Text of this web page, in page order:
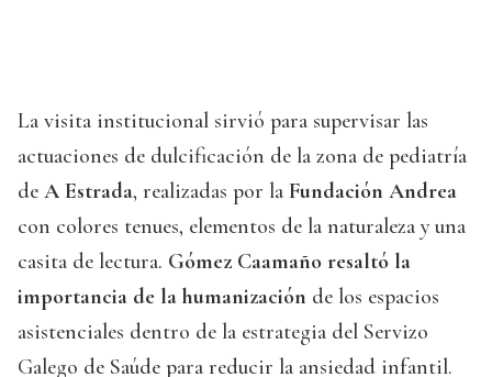
La visita institucional sirvió para supervisar las
actuaciones de dulcificación de la zona de pediatría
de A Estrada, realizadas por la Fundación Andrea
con colores tenues, elementos de la naturaleza y una
casita de lectura. Gómez Caamaño resaltó la
importancia de la humanización de los espacios
asistenciales dentro de la estrategia del Servizo
Galego de Saúde para reducir la ansiedad infantil.